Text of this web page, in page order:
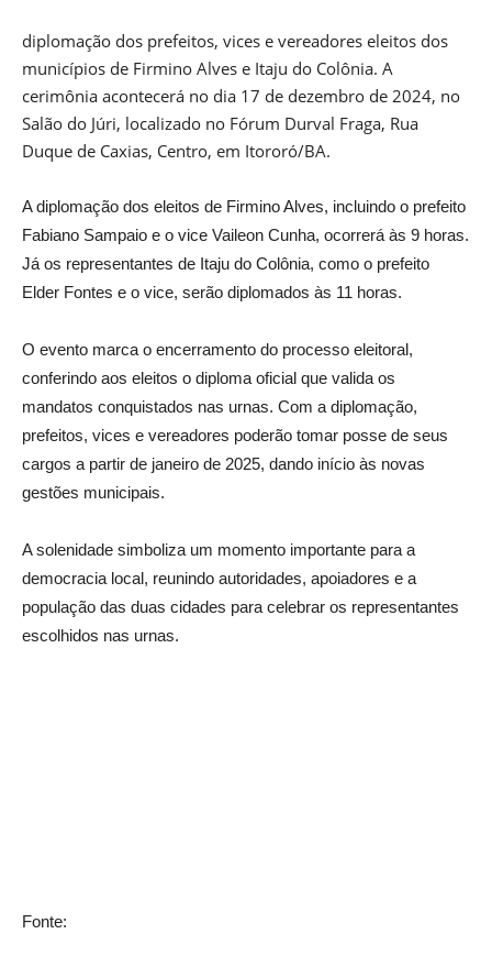
diplomação dos prefeitos, vices e vereadores eleitos dos
municípios de Firmino Alves e Itaju do Colônia. A
cerimônia acontecerá no dia 17 de dezembro de 2024, no
Salão do Júri, localizado no Fórum Durval Fraga, Rua
Duque de Caxias, Centro, em Itororó/BA.
A diplomação dos eleitos de Firmino Alves, incluindo o prefeito
Fabiano Sampaio e o vice Vaileon Cunha, ocorrerá às 9 horas.
Já os representantes de Itaju do Colônia, como o prefeito
Elder Fontes e o vice, serão diplomados às 11 horas.
O evento marca o encerramento do processo eleitoral,
conferindo aos eleitos o diploma oficial que valida os
mandatos conquistados nas urnas. Com a diplomação,
prefeitos, vices e vereadores poderão tomar posse de seus
cargos a partir de janeiro de 2025, dando início às novas
gestões municipais.
A solenidade simboliza um momento importante para a
democracia local, reunindo autoridades, apoiadores e a
população das duas cidades para celebrar os representantes
escolhidos nas urnas.
Fonte: